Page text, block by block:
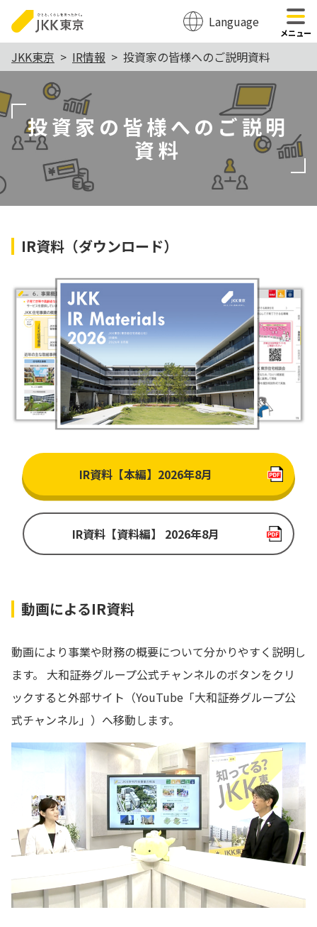
のページの本文へ移動
Language
メニュー
文
こ
こ
JKK東京 IR情報 投資家の皆様へのご説明資料
投資家の皆様へのご説明
資料
IR資料（ダウンロード）
IR資料【本編】2026年8月
IR資料【資料編】 2026年8月
動画によるIR資料
動画により事業や財務の概要について分かりやすく説明し
ます。 大和証券グループ公式チャンネルのボタンをクリ
ックすると外部サイト（YouTube「大和証券グループ公
式チャンネル」）へ移動します。